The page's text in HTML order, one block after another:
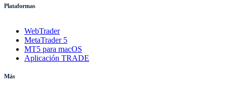
Plataformas
WebTrader
MetaTrader 5
MT5 para macOS
Aplicación TRADE
Más